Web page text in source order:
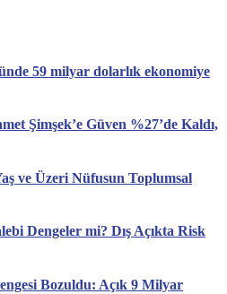
59 milyar dolarlık ekonomiye
Şimşek’e Güven %27’de Kaldı,
ve Üzeri Nüfusun Toplumsal
Dengeler mi? Dış Açıkta Risk
Bozuldu: Açık 9 Milyar